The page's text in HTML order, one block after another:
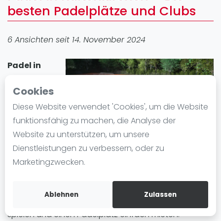
Cookies
Diese Website verwendet 'Cookies', um die Website
funktionsfähig zu machen, die Analyse der
Website zu unterstützen, um unsere
Dienstleistungen zu verbessern, oder zu
Marketingzwecken.
Ablehnen Zulassen
Ranking
Frauen
FIP Männer
Blog
Die Geschichte von Padel
Regeln und Punktzählung
Padel Schläge
Video
besten Padelplätze und Clubs
6 Ansichten seit 14. November 2024
Padel in
Kaltenkirchenerfreut sich großer Beliebtheit. In der
Fortgeschrittene, in Kaltenkirchen können Sie Padel
spielen und einen Padelplatz einfach mieten.